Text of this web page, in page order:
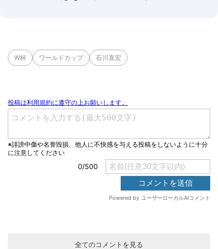
W杯 ワールドカップ 石川直宏
全てのコメントを見る